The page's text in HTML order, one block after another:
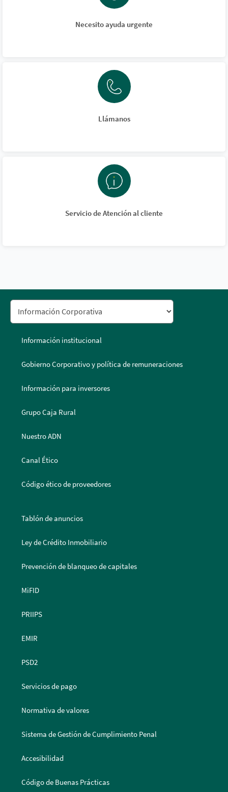
Necesito ayuda urgente
Llámanos
Servicio de Atención al cliente
Información institucional
Gobierno Corporativo y política de remuneraciones
Información para inversores
Grupo Caja Rural
Nuestro ADN
Canal Ético
Código ético de proveedores
Tablón de anuncios
Ley de Crédito Inmobiliario
Prevención de blanqueo de capitales
MiFID
PRIIPS
EMIR
PSD2
Servicios de pago
Normativa de valores
Sistema de Gestión de Cumplimiento Penal
Accesibilidad
Código de Buenas Prácticas